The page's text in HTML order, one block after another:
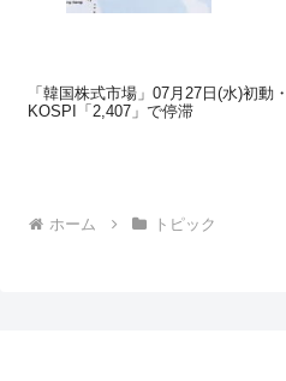
「韓国株式市場」07月27日(水)初動・
KOSPI「2,407」で停滞
ホーム トピック